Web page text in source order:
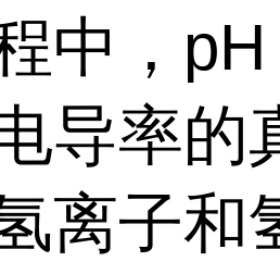
中，
导率的
离子和